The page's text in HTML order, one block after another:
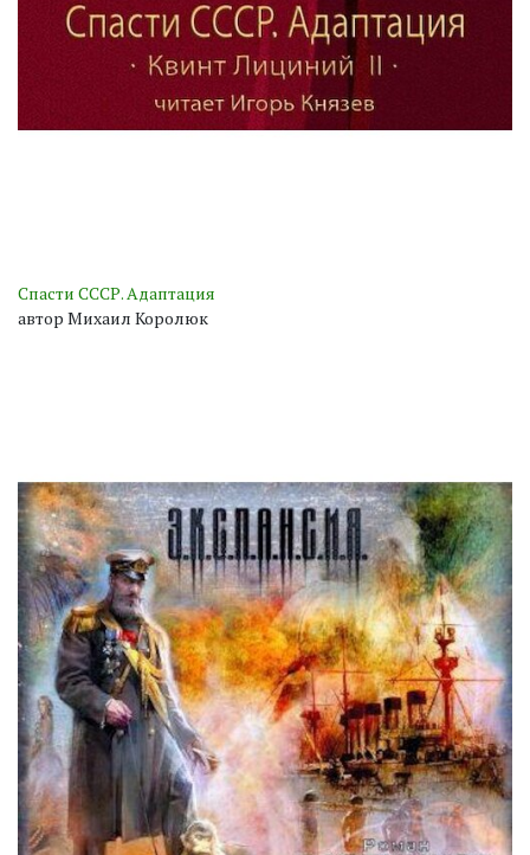
Спасти СССР. Адаптация
автор Михаил Королюк